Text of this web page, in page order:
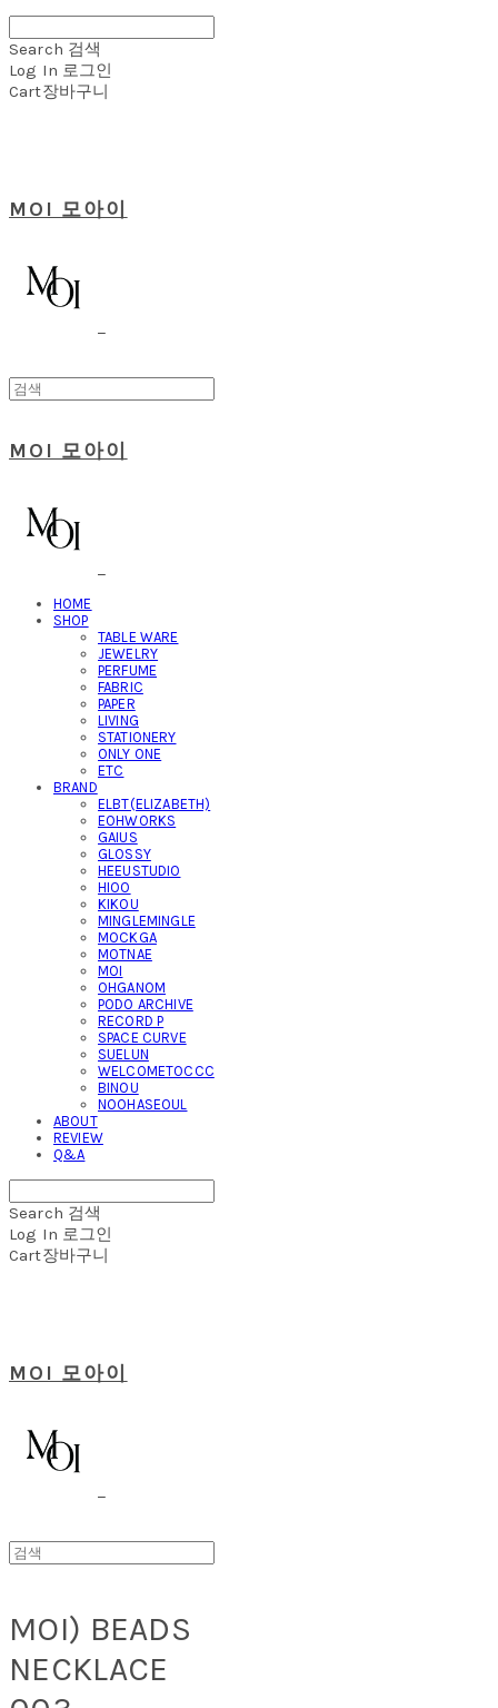
Search 검색
Log In 로그인
Cart장바구니
MOI 모아이
MOI 모아이
HOME
SHOP
TABLE WARE
JEWELRY
PERFUME
FABRIC
PAPER
LIVING
STATIONERY
ONLY ONE
ETC
BRAND
ELBT(ELIZABETH)
EOHWORKS
GAIUS
GLOSSY
HEEUSTUDIO
HIOO
KIKOU
MINGLEMINGLE
MOCKGA
MOTNAE
MOI
OHGANOM
PODO ARCHIVE
RECORD P
SPACE CURVE
SUELUN
WELCOMETOCCC
BINOU
NOOHASEOUL
ABOUT
REVIEW
Q&A
Search 검색
Log In 로그인
Cart장바구니
MOI 모아이
MOI) BEADS
NECKLACE